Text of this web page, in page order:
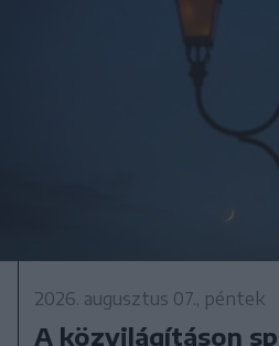
2026. augusztus 07., péntek
A közvilágításon